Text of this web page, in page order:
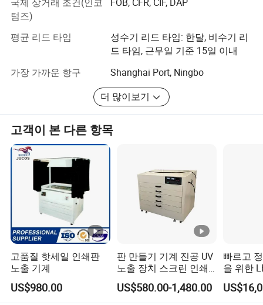
쑤저우 아올라이드는 항상 "고객 우선, 직원 우선, 평판 우
선"의 비즈니스 철학을 고수하며 국내 및 외국 사용자에게
가장 비용 효율적인 제품과 가장 만족스러운 서비스를 제
공하기 위해 노력합니다. 당사는 기술 혁신과 지속 가능한
공급 업체가 되기 위해 노력하고 있습니다.
텀즈)
평균 리드 타임
성수기 리드 타임: 한달, 비수기 리
드 타임, 근무일 기준 15일 이내
가장 가까운 항구
Shanghai Port, Ningbo
더 많이보기
고객이 본 다른 항목
고품질 핫세일 인쇄판
노출 기계
US$980.00
판 만들기 기계 진공 UV
노출 장치 스크린 인쇄
노출 기계
US$580.00-1,480.00
빠르고
을 위한
노출 기계